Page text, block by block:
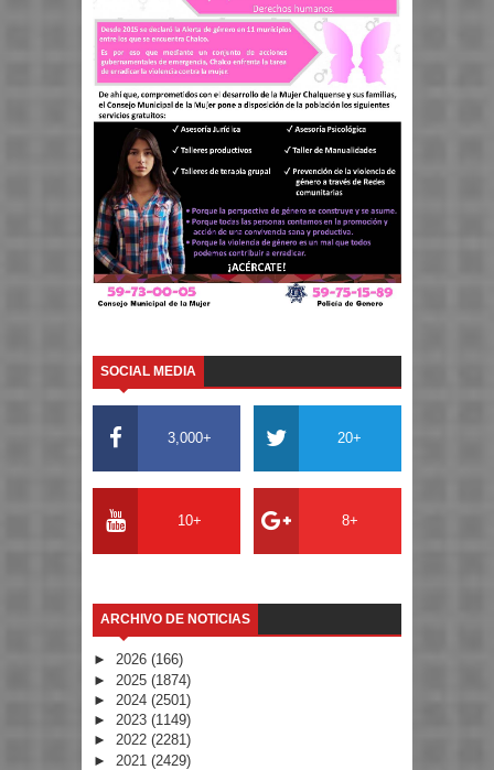
SOCIAL MEDIA
3,000+ 20+
10+ 8+
ARCHIVO DE NOTICIAS
► 2026 (166)
► 2025 (1874)
► 2024 (2501)
► 2023 (1149)
► 2022 (2281)
► 2021 (2429)